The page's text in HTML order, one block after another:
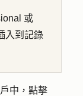
或
入到記錄
中，點擊